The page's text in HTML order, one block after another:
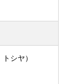
シヤ）